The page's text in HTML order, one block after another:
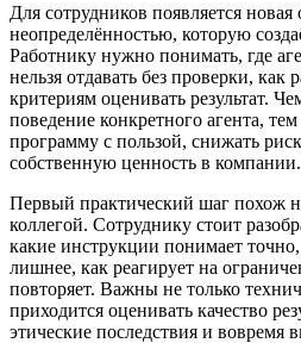
Для сотрудников появляется новая
неопределённостью, которую
Работнику нужно понимать, где
нельзя отдавать без проверки, как
критериям оценивать результат.
поведение конкретного агента,
программу с пользой, снижать
собственную ценность в компании.
Первый практический шаг похож
коллегой. Сотруднику стоит
какие инструкции понимает
лишнее, как реагирует на
повторяет. Важны не только
приходится оценивать качество
этические последствия и вовремя